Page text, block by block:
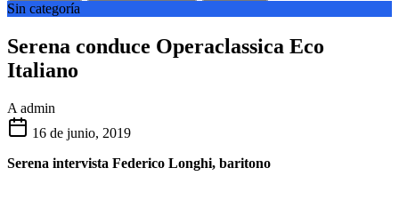
Sin categoría
Serena conduce Operaclassica Eco
Italiano
A admin
16 de junio, 2019
Serena intervista Federico Longhi, baritono